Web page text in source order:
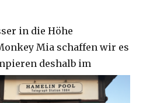
in die Höhe
Mia schaffen wir es
deshalb im